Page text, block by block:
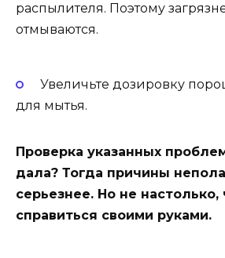
распылителя. Поэтому
отмываются.
Увеличьте дозировку
для мытья.
Проверка указанных
дала? Тогда причины
серьезнее. Но не настолько,
справиться своими руками.